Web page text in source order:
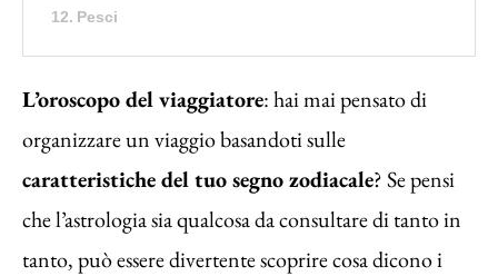
Pesci
L’oroscopo del viaggiatore: hai mai pensato di
organizzare un viaggio basandoti sulle
caratteristiche del tuo segno zodiacale? Se pensi
che l’astrologia sia qualcosa da consultare di tanto in
tanto, può essere divertente scoprire cosa dicono i